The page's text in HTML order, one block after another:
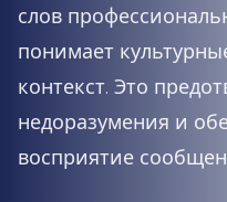
слов
понимает
контекст. Это
недоразумения и
восприятие